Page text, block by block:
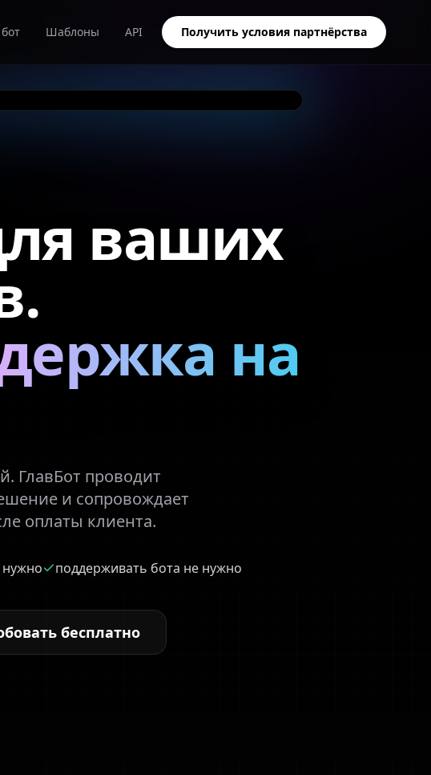
Шаблоны API Получить условия партнёрства
ваших
на
ГлавБот проводит
и сопровождает
оплаты клиента.
нужно поддерживать бота не нужно
бесплатно